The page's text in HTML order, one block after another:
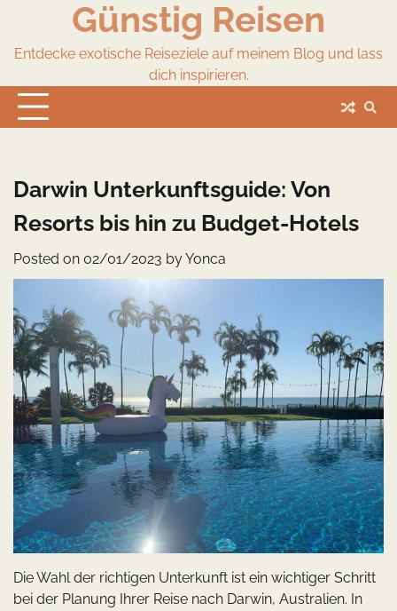
content
Günstig Reisen
Entdecke exotische Reiseziele auf meinem Blog und lass
dich inspirieren.
Darwin Unterkunftsguide: Von
Resorts bis hin zu Budget-Hotels
Posted on 02/01/2023 byYonca
Die Wahl der richtigen Unterkunft ist ein wichtiger Schritt
bei der Planung Ihrer Reise nach Darwin, Australien. In